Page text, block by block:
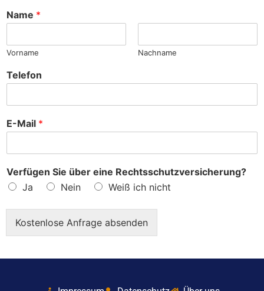
e
Name *
Vorname Nachname
Telefon
E-Mail *
Verfügen Sie über eine Rechtsschutzversicherung?
Ja
Nein Weiß ich nicht
Kostenlose Anfrage absenden